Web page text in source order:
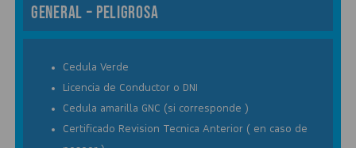
General – Peligrosa
Cedula Verde
Licencia de Conductor o DNI
Cedula amarilla GNC (si corresponde )
Certificado Revision Tecnica Anterior ( en caso de